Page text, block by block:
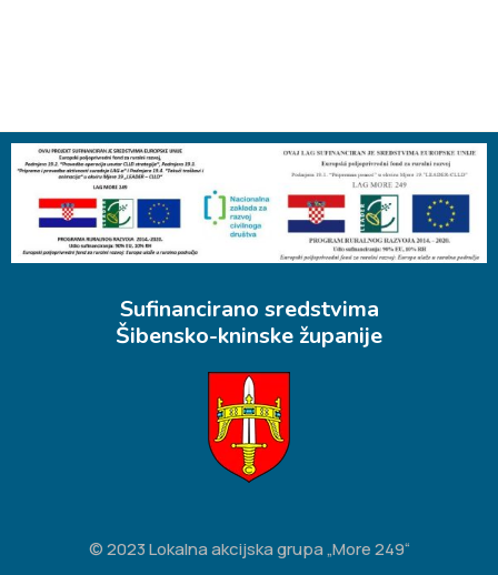
Sufinancirano sredstvima
Šibensko-kninske županije
© 2023 Lokalna akcijska grupa „More 249“